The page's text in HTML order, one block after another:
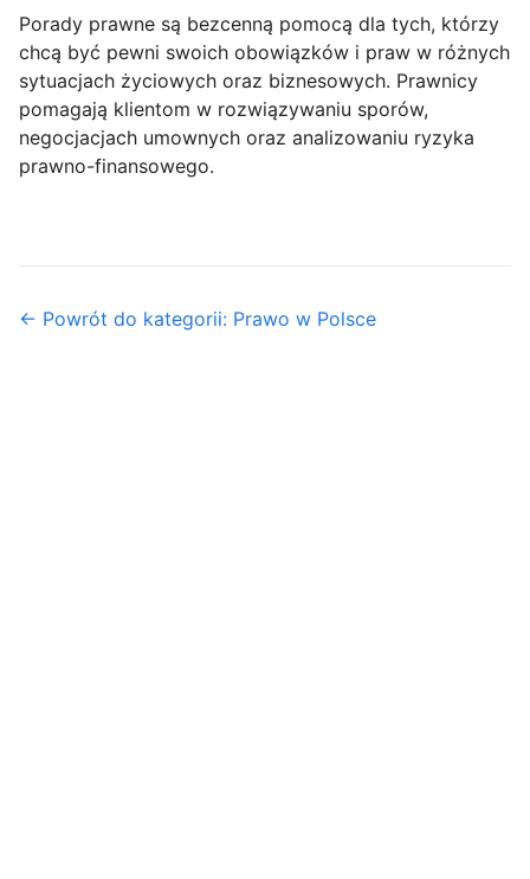
Porady prawne są bezcenną pomocą dla tych, którzy
chcą być pewni swoich obowiązków i praw w różnych
sytuacjach życiowych oraz biznesowych. Prawnicy
pomagają klientom w rozwiązywaniu sporów,
negocjacjach umownych oraz analizowaniu ryzyka
prawno-finansowego.
← Powrót do kategorii: Prawo w Polsce